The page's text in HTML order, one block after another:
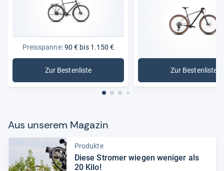
Preisspanne:90 € bis 1.150 €
Zur Bestenliste
: Fahrräder Zur Bestenliste
:
Aus unse­rem Maga­zin
Produkte
Diese Stro­mer wie­gen weni­ger als
20 Kilo!